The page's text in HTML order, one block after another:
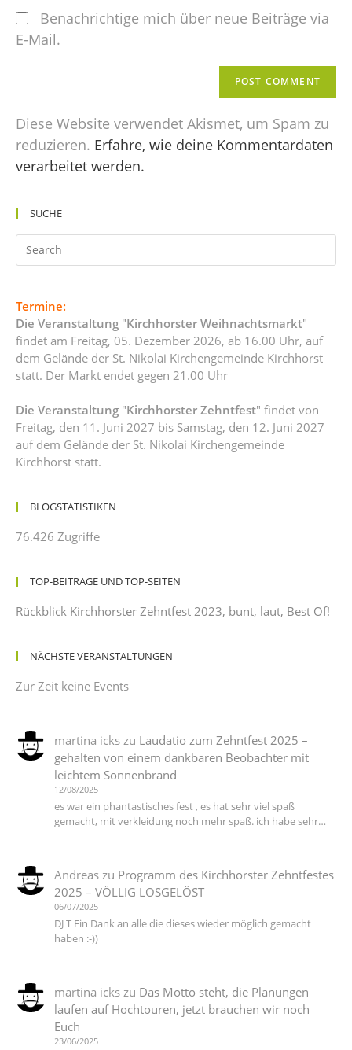
Benachrichtige mich über neue Beiträge via
E-Mail.
Diese Website verwendet Akismet, um Spam zu
reduzieren. Erfahre, wie deine Kommentardaten
verarbeitet werden.
SUCHE
Termine:
Die Veranstaltung "Kirchhorster Weihnachtsmarkt"
findet am Freitag, 05. Dezember 2026, ab 16.00 Uhr, auf
dem Gelände der St. Nikolai Kirchengemeinde Kirchhorst
statt. Der Markt endet gegen 21.00 Uhr
Die Veranstaltung "Kirchhorster Zehntfest" findet von
Freitag, den 11. Juni 2027 bis Samstag, den 12. Juni 2027
auf dem Gelände der St. Nikolai Kirchengemeinde
Kirchhorst statt.
BLOGSTATISTIKEN
76.426 Zugriffe
TOP-BEITRÄGE UND TOP-SEITEN
Rückblick Kirchhorster Zehntfest 2023, bunt, laut, Best Of!
NÄCHSTE VERANSTALTUNGEN
Zur Zeit keine Events
martina ickszu Laudatio zum Zehntfest 2025 –
gehalten von einem dankbaren Beobachter mit
leichtem Sonnenbrand
12/08/2025
es war ein phantastisches fest , es hat sehr viel spaß
gemacht, mit verkleidung noch mehr spaß. ich habe sehr…
Andreaszu Programm des Kirchhorster Zehntfestes
2025 – VÖLLIG LOSGELÖST
06/07/2025
DJ T Ein Dank an alle die dieses wieder möglich gemacht
haben :-))
martina ickszu Das Motto steht, die Planungen
laufen auf Hochtouren, jetzt brauchen wir noch
Euch
23/06/2025